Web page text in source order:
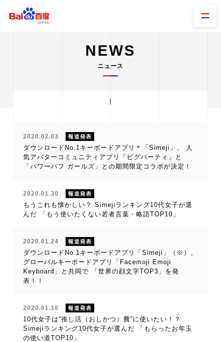
NEWS
ニュース
2020.02.03 報道発表
ダウンロードNo.1キーボードアプリ＊「Simeji」、 人
気アバターコミュニティアプリ「ピグパーティ」と
「パワーパフ ガールズ」との期間限定コラボが決定！
2020.01.30 報道発表
もうこれも懐かしい？ Simejiランキング10代女子が選
んだ 「もう使いたくない若者言葉・略語TOP10」
2020.01.24 報道発表
ダウンロードNo.1キーボードアプリ「Simeji」（※）、
グローバルキーボードアプリ「Facemoji Emoji
Keyboard」と共同で 「世界の顔文字TOP3」を発
表！！
2020.01.16 報道発表
10代女子は“推し活（おしかつ）費”に使いたい！？
Simejiランキング10代女子が選んだ 「もらったお年玉
の使い道TOP10」